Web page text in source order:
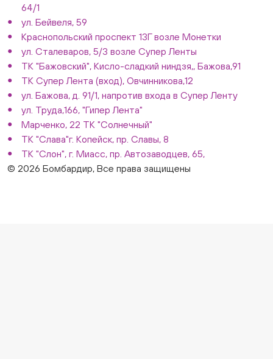
64/1
ул. Бейвеля, 59
Краснопольский проспект 13Г возле Монетки
ул. Сталеваров, 5/3 возле Супер Ленты
ТК "Бажовский", Кисло-сладкий ниндзя,, Бажова,91
ТК Супер Лента (вход), Овчинникова,12
ул. Бажова, д. 91/1, напротив входа в Супер Ленту
ул. Труда,166, "Гипер Лента"
Марченко, 22 ТК "Солнечный"
ТК "Слава"г. Копейск, пр. Славы, 8
ТК "Слон", г. Миасс, пр. Автозаводцев, 65,
© 2026 Бомбардир, Все права защищены